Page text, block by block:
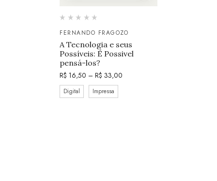
FERNANDO FRAGOZO
A Tecnologia e seus
Possíveis: É Possivel
pensá-los?
R$ 16,50 – R$ 33,00
Digital Impressa